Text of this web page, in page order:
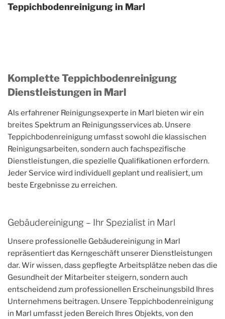
Teppichbodenreinigung in Marl
Komplette Teppichbodenreinigung
Dienstleistungen in Marl
Als erfahrener Reinigungsexperte in Marl bieten wir ein
breites Spektrum an Reinigungsservices ab. Unsere
Teppichbodenreinigung umfasst sowohl die klassischen
Reinigungsarbeiten, sondern auch fachspezifische
Dienstleistungen, die spezielle Qualifikationen erfordern.
Jeder Service wird individuell geplant und realisiert, um
beste Ergebnisse zu erreichen.
Gebäudereinigung – Ihr Spezialist in Marl
Unsere professionelle Gebäudereinigung in Marl
repräsentiert das Kerngeschäft unserer Dienstleistungen
dar. Wir wissen, dass gepflegte Arbeitsplätze neben das die
Gesundheit der Mitarbeiter steigern, sondern auch
entscheidend zum professionellen Erscheinungsbild Ihres
Unternehmens beitragen. Unsere Teppichbodenreinigung
in Marl umfasst jeden Bereich Ihres Objekts, von den